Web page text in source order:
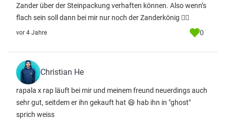
Zander über der Steinpackung verhaften können. Also wenn’s
flach sein soll dann bei mir nur noch der Zanderkönig 👍🏽
vor 4 Jahre 0
Christian He
rapala x rap läuft bei mir und meinem freund neuerdings auch
sehr gut, seitdem er ihn gekauft hat 😄 hab ihn in "ghost"
sprich weiss